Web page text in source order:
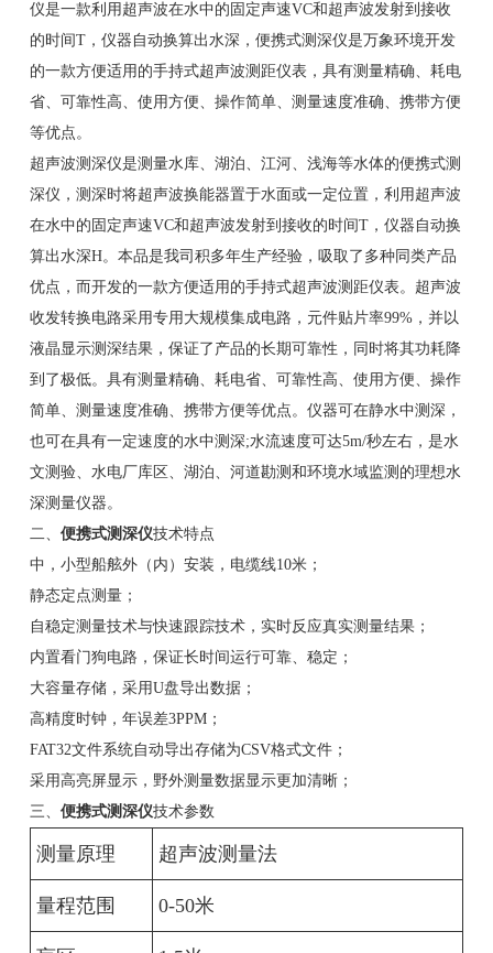
仪是一款利用超声波在水中的固定声速VC和超声波发射到接收
的时间T，仪器自动换算出水深，便携式测深仪是万象环境开发
的一款方便适用的手持式超声波测距仪表，具有测量精确、耗电
省、可靠性高、使用方便、操作简单、测量速度准确、携带方便
等优点。
超声波测深仪是测量水库、湖泊、江河、浅海等水体的便携式测
深仪，测深时将超声波换能器置于水面或一定位置，利用超声波
在水中的固定声速VC和超声波发射到接收的时间T，仪器自动换
算出水深H。本品是我司积多年生产经验，吸取了多种同类产品
优点，而开发的一款方便适用的手持式超声波测距仪表。超声波
收发转换电路采用专用大规模集成电路，元件贴片率99%，并以
液晶显示测深结果，保证了产品的长期可靠性，同时将其功耗降
到了极低。具有测量精确、耗电省、可靠性高、使用方便、操作
简单、测量速度准确、携带方便等优点。仪器可在静水中测深，
也可在具有一定速度的水中测深;水流速度可达5m/秒左右，是水
文测验、水电厂库区、湖泊、河道勘测和环境水域监测的理想水
深测量仪器。
二、 便携式测深仪技术特点
中，小型船舷外（内）安装，电缆线10米；
静态定点测量；
自稳定测量技术与快速跟踪技术，实时反应真实测量结果；
内置看门狗电路，保证长时间运行可靠、稳定；
大容量存储，采用U盘导出数据；
高精度时钟，年误差3PPM；
FAT32文件系统自动导出存储为CSV格式文件；
采用高亮屏显示，野外测量数据显示更加清晰；
三、 便携式测深仪技术参数
测量原理 超声波测量法
量程范围 0-50米